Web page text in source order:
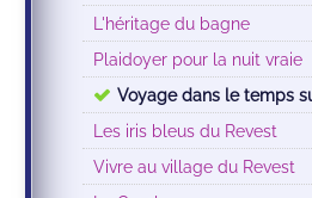
L'héritage du bagne
Plaidoyer pour la nuit vraie
Voyage dans le temps
Les iris bleus du Revest
Vivre au village du Revest